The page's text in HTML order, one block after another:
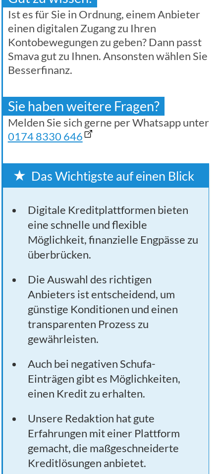
Ist es für Sie in Ordnung, einem Anbieter
einen digitalen Zugang zu Ihren
Kontobewegungen zu geben? Dann passt
Smava gut zu Ihnen. Ansonsten wählen Sie
Besserfinanz.
Sie haben weitere Fragen?
Melden Sie sich gerne per Whatsapp unter
0174 8330 646
Das Wichtigste auf einen Blick
Digitale Kreditplattformen bieten
eine schnelle und flexible
Möglichkeit, finanzielle Engpässe zu
überbrücken.
Die Auswahl des richtigen
Anbieters ist entscheidend, um
günstige Konditionen und einen
transparenten Prozess zu
gewährleisten.
Auch bei negativen Schufa-
Einträgen gibt es Möglichkeiten,
einen Kredit zu erhalten.
Unsere Redaktion hat gute
Erfahrungen mit einer Plattform
gemacht, die maßgeschneiderte
Kreditlösungen anbietet.